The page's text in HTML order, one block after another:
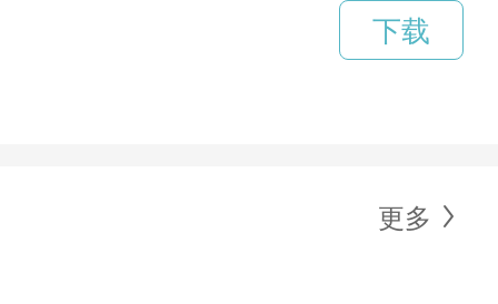
下载
更多